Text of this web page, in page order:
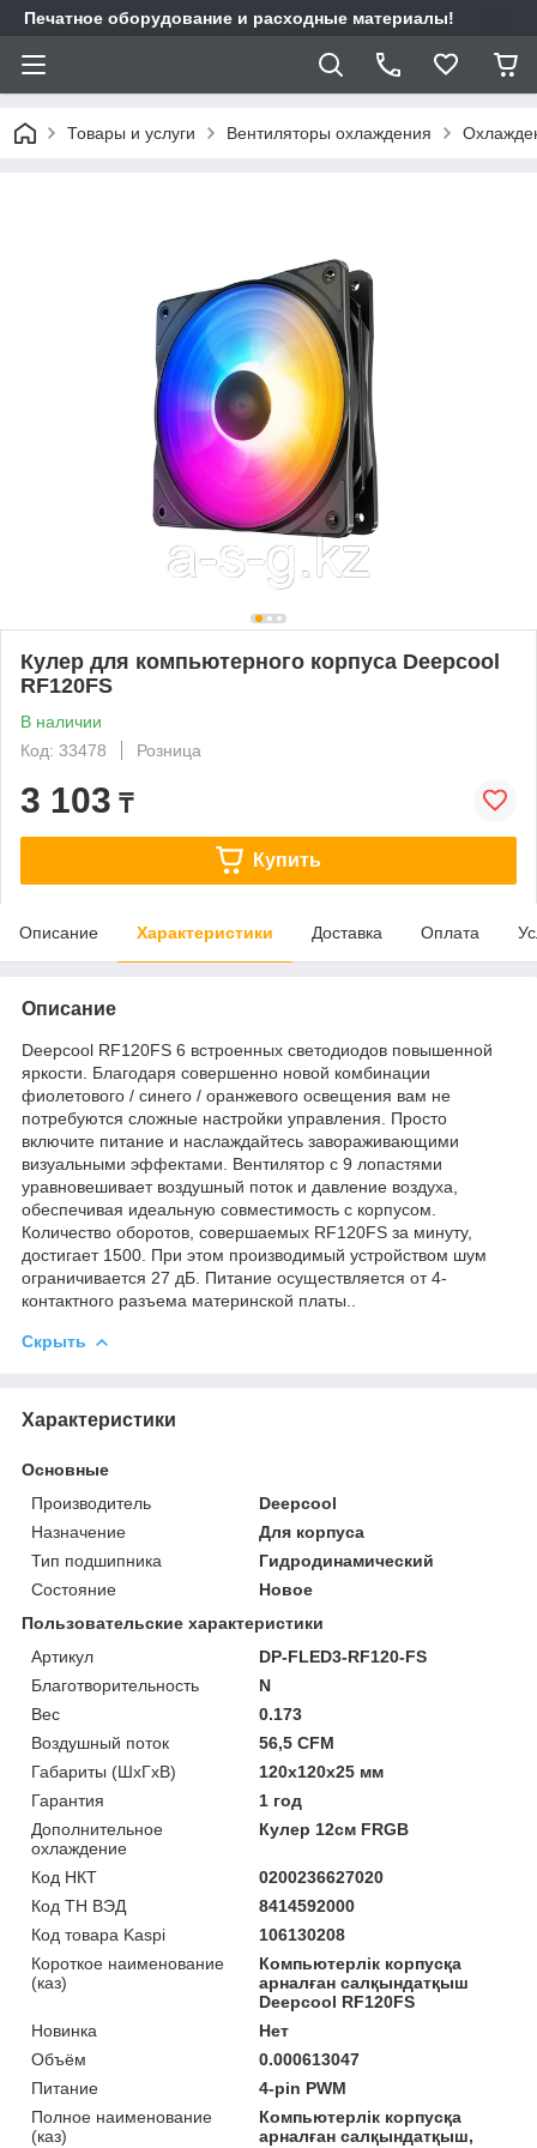
Печатное оборудование и расходные материалы!
Товары и услуги Вентиляторы охлаждения
Кулер для компьютерного корпуса Deepcool
RF120FS
В наличии
Код: 33478
Розница
3 103 ₸
Купить
Описание Характеристики Доставка Оплата
Описание
Deepcool RF120FS 6 встроенных светодиодов повышенной
яркости. Благодаря совершенно новой комбинации
фиолетового / синего / оранжевого освещения вам не
потребуются сложные настройки управления. Просто
включите питание и наслаждайтесь завораживающими
визуальными эффектами. Вентилятор с 9 лопастями
уравновешивает воздушный поток и давление воздуха,
обеспечивая идеальную совместимость с корпусом.
Количество оборотов, совершаемых RF120FS за минуту,
достигает 1500. При этом производимый устройством шум
ограничивается 27 дБ. Питание осуществляется от 4-
контактного разъема материнской платы..
Скрыть
Характеристики
Основные
Производитель
Deepcool
Назначение
Для корпуса
Тип подшипника
Гидродинамический
Состояние
Новое
Пользовательские характеристики
Артикул
DP-FLED3-RF120-FS
Благотворительность
N
Вес
0.173
Воздушный поток
56,5 CFM
Габариты (ШхГхВ)
120x120x25 мм
Гарантия
1 год
Дополнительное
охлаждение
Кулер 12см FRGB
Код НКТ
0200236627020
Код ТН ВЭД
8414592000
Код товара Kaspi
106130208
Короткое наименование
(каз)
Компьютерлік корпусқа
арналған салқындатқыш
Deepcool RF120FS
Новинка
Нет
Объём
0.000613047
Питание
4-pin PWM
Полное наименование
(каз)
Компьютерлік корпусқа
арналған салқындатқыш,